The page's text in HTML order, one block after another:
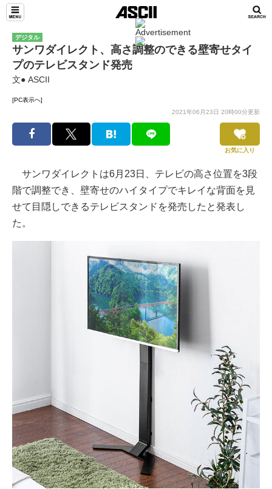
デジタル
サンワダイレクト、高さ調整のできる壁寄せタイ
プのテレビスタンド発売
文● ASCII
[PC表示へ]
2021年06月23日 20時00分更新
お気に入り
サンワダイレクトは6月23日、テレビの高さ位置を3段
階で調整でき、壁寄せのハイタイプでキレイな背面を見
せて目隠しできるテレビスタンドを発売したと発表し
た。